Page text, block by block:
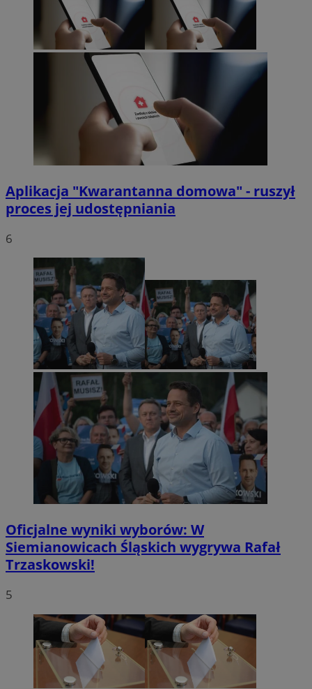
Aplikacja "Kwarantanna domowa" - ruszył
proces jej udostępniania
6
Oficjalne wyniki wyborów: W
Siemianowicach Śląskich wygrywa Rafał
Trzaskowski!
5